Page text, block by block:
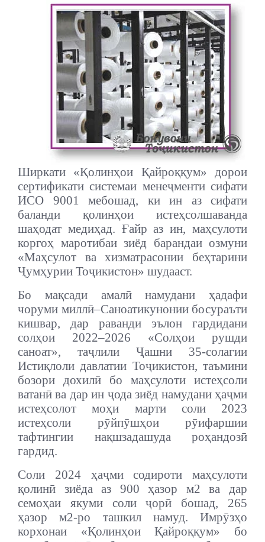
Ширкати «Қолинҳои Қайроққум» дорои
сертификати системаи менеҷменти сифати
ИСО 9001 мебошад, ки ин аз сифати
баланди қолинҳои истеҳсолшаванда
шаҳодат медиҳад. Ғайр аз ин, маҳсулоти
коргоҳ маротибаи зиёд барандаи озмуни
«Маҳсулот ва хизматрасонии беҳтарини
Ҷумҳурии Тоҷикистон» шудааст.
Бо мақсади амалӣ намудани ҳадафи
чоруми миллӣ–Саноатикунонии босураъти
кишвар, дар раванди эълон гардидани
солҳои 2022–2026 «Солҳои рушди
саноат», таҷлили Ҷашни 35-солагии
Истиқлоли давлатии Тоҷикистон, таъмини
бозори дохилӣ бо маҳсулоти истеҳсоли
ватанӣ ва дар ин ҷода зиёд намудани ҳаҷми
истеҳсолот моҳи марти соли 2023
истеҳсоли рӯйпӯшҳои рӯифаршии
тафтингии нақшзадашуда роҳандозӣ
гардид.
Соли 2024 ҳаҷми содироти маҳсулоти
қолинӣ зиёда аз 900 ҳазор м2 ва дар
семоҳаи якуми соли ҷорӣ бошад, 265
ҳазор м2-ро ташкил намуд. Имрӯзҳо
корхонаи «Қолинҳои Қайроққум» бо